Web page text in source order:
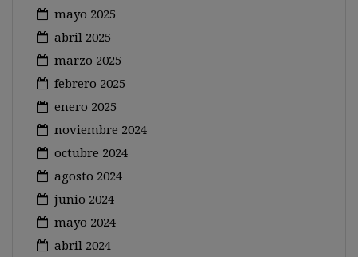
mayo 2025
abril 2025
marzo 2025
febrero 2025
enero 2025
noviembre 2024
octubre 2024
agosto 2024
junio 2024
mayo 2024
abril 2024